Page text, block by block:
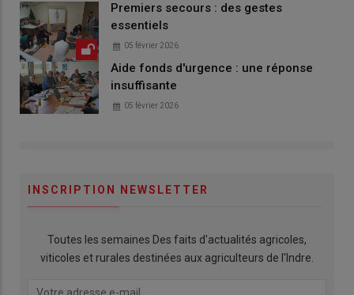
Premiers secours : des gestes
essentiels
05 février 2026
Aide fonds d'urgence : une réponse
insuffisante
05 février 2026
INSCRIPTION NEWSLETTER
Toutes les semaines Des faits d'actualités agricoles,
viticoles et rurales destinées aux agriculteurs de l'Indre.